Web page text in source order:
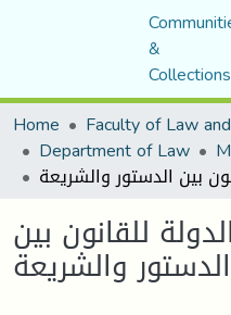
&
Collections
Home
Department of Law
للقانون بين
الدستور والشريعة